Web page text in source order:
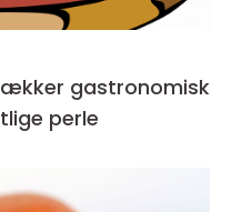
lækker gastronomisk
perle